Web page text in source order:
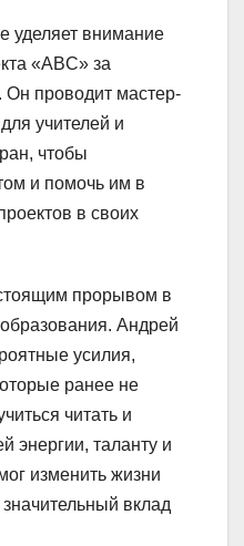
уделяет внимание
«ABC» за
проводит мастер-
учителей и
чтобы
и помочь им в
в своих
прорывом в
Андрей
усилия,
ранее не
читать и
энергии, таланту и
изменить жизни
вклад